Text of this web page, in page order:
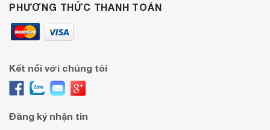
PHƯƠNG THỨC THANH TOÁN
Kết nối với chúng tôi
Đăng ký nhận tin